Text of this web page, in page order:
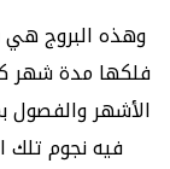
وهذه البروج
فلكها مدة شهر
الأشهر
فيه نجوم تلك